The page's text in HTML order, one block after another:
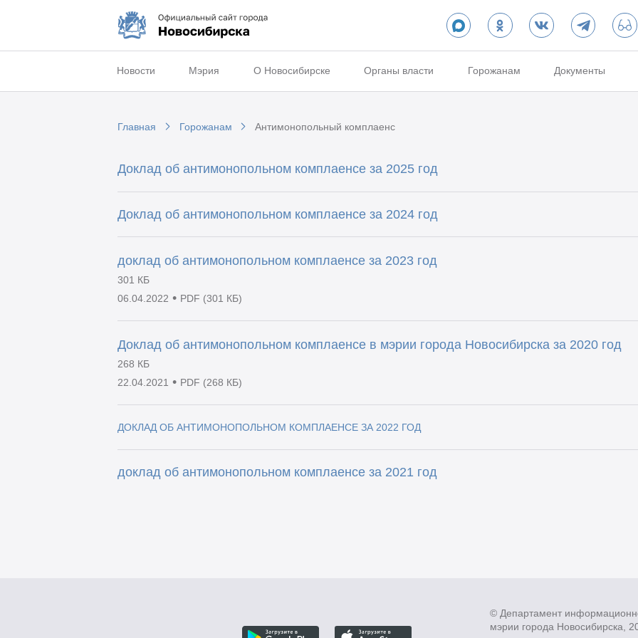
Новости Мэрия О Новосибирске Органы власти Горожанам Документы
Главная Горожанам Антимонопольный комплаенс
Доклад об антимонопольном комплаенсе за 2025 год
Доклад об антимонопольном комплаенсе за 2024 год
доклад об антимонопольном комплаенсе за 2023 год
301 КБ
06.04.2022 • PDF (301 КБ)
Доклад об антимонопольном комплаенсе в мэрии города Новосибирска за 2020 год
268 КБ
22.04.2021 • PDF (268 КБ)
ДОКЛАД ОБ АНТИМОНОПОЛЬНОМ КОМПЛАЕНСЕ ЗА 2022 ГОД
доклад об антимонопольном комплаенсе за 2021 год
© Департамент
мэрии города Новосибирска,